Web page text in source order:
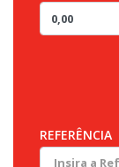
REFERÊNCIA